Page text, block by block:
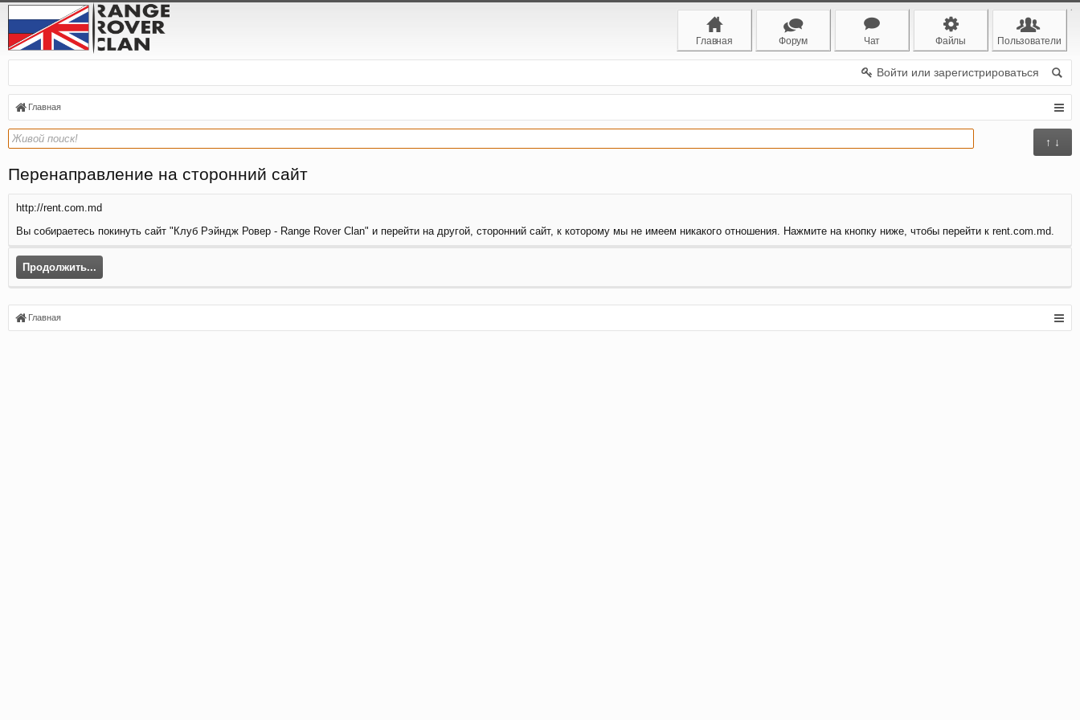
Главная Форум Чат Файлы Пользователи
Войти или зарегистрироваться
Главная
↑ ↓
Перенаправление на сторонний сайт
http://rent.com.md
Вы собираетесь покинуть сайт "Клуб Рэйндж Ровер - Range Rover Clan" и перейти на другой, сторонний сайт, к которому мы не имеем никакого отношения. Нажмите на кнопку ниже, чтобы перейти к rent.com.md.
Продолжить...
Главная